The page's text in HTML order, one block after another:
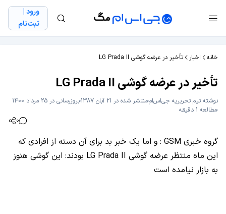
ورود |
ثبت‌نام
خانه اخبار تأخیر در عرضه گوشی LG Prada II
تأخیر در عرضه گوشی LG Prada II
نوشته تیم تحریریه جی‌اس‌اممنتشر شده در 21 آبان 1387
بروزرسانی در 25 مرداد 1400
مطالعه 1 دقیقه
0
گروه خبری GSM : و اما یک خبر بد برای آن دسته از افرادی که
این ماه منتظر عرضه گوشی LG Prada II بودند: این گوشی هنوز
به بازار نیامده است